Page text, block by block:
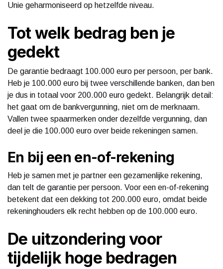
Unie geharmoniseerd op hetzelfde niveau.
Tot welk bedrag ben je
gedekt
De garantie bedraagt 100.000 euro per persoon, per bank.
Heb je 100.000 euro bij twee verschillende banken, dan ben
je dus in totaal voor 200.000 euro gedekt. Belangrijk detail:
het gaat om de bankvergunning, niet om de merknaam.
Vallen twee spaarmerken onder dezelfde vergunning, dan
deel je die 100.000 euro over beide rekeningen samen.
En bij een en-of-rekening
Heb je samen met je partner een gezamenlijke rekening,
dan telt de garantie per persoon. Voor een en-of-rekening
betekent dat een dekking tot 200.000 euro, omdat beide
rekeninghouders elk recht hebben op de 100.000 euro.
De uitzondering voor
tijdelijk hoge bedragen